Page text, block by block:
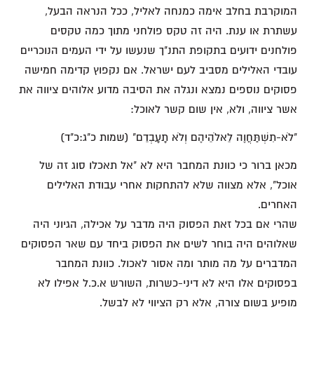
המוקרבת בחלב אימה כמנחה לאליל, ככל הנראה הבעל,
עשתרת או ענת. היה זה טקס פולחני מתוך כמה טקסים
פולחנים ידועים בתקופת התנ"ך שנעשו על ידי העמים הנוכריים
עובדי האלילים מסביב לעם ישראל. אם נקפוץ קדימה חמישה
פסוקים נוספים נמצא ונגלה את הסיבה מדוע אלוהים ציווה את
אשר ציווה, ולא, אין שום קשר לאוכל:
"לֹא-תִשְׁתַּחֲוֶה לֵאלֹהֵיהֶם וְלֹא תָעָבְדֵם" (שמות כ"ג:כ"ד)
מכאן ברור כי כוונת המחבר היא לא "אל תאכלו סוג זה של
אוכל", אלא מצווה שלא להתחקות אחרי עבודת האלילים
האחרים.
שהרי אם בכל זאת הפסוק היה מדבר על אכילה, הגיוני היה
שאלוהים היה בוחר לשים את הפסוק ביחד עם שאר הפסוקים
המדברים על מה מותר ומה אסור לאכול. כוונת המחבר
בפסוקים אלו היא לא דיני-כשרות, השורש א.כ.ל אפילו לא
מופיע בשום צורה, אלא רק הציווי לא לבשל.